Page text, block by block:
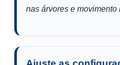
nas árvores e movimento